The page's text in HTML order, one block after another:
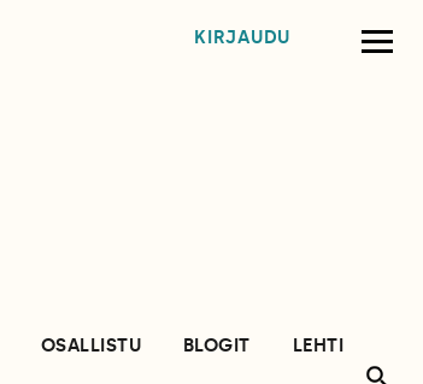
KIRJAUDU
OSALLISTU BLOGIT
LEHTI